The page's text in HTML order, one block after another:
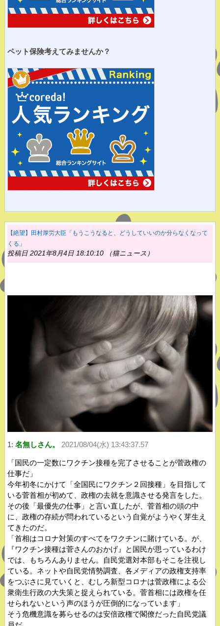
ペット保険考えてみませんか？
【絶望】田村厚労大臣「もうこうなると、どうしていいのか分らなくなって
くる」
投稿日 2021年8月4日 18:10:10 （猫ニュース）
1: 名無しさん。 2021/08/04(水) 13:43:37.57
「国民の一定数にワクチン接種を完了させることが菅政権の
仕事だ」
今年初冬にかけて「全国民にワクチン２回接種」を目指して
いる菅首相が初めて、政権の去就を意識させる発言をした。
その後「最優先の仕事」と言い直したが、菅首相の頭の中
に、政権の存続が問われているという自覚がようやく芽生え
てきたのだ。
「首相はコロナ対策のすべてをワクチンに賭けている。が、
『ワクチン接種は菅さんのおかげ』と国民が思っているわけ
では、もちろんありません。自民党選対本部もそこを注視し
ている。ネットや自民党情勢調査、各メディアの政権支持率
をつぶさに見ていくと、むしろ新型コロナは菅政権による公
衆衛生行政の大失策と捉えられている。菅首相には政権を任
せられないという声のほうが圧倒的になっています」
そう危機意識を募らせるのは安倍政権で閣僚だった自民党議